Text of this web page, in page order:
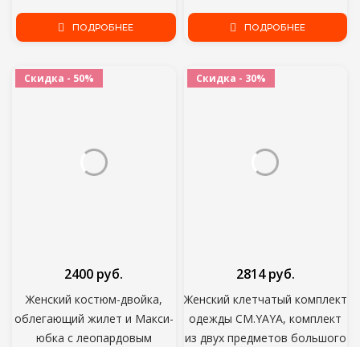
макси, размеры до 4xl
ПОДРОБНЕЕ
молнии, стрейчевая одежда,
оптовая продажа, Прямая
ПОДРОБНЕЕ
Скидка - 50%
Женский костюм-двойка,
облегающий жилет и Макси-
юбка с леопардовым
2400 руб.
Скидка - 30%
Женский клетчатый комплект
одежды CM.YAYA, комплект
из двух предметов большого
2814 руб.